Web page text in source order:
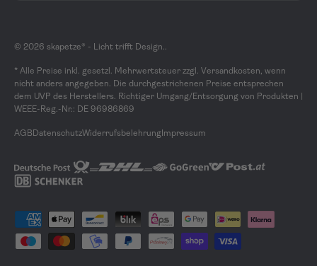
© 2026 skapetze® - Licht trifft Design..
* Alle Preise inkl. gesetzl. Mehrwertsteuer zzgl. Versandkosten, wenn
nicht anders angegeben. Die durchgestrichenen Preise entsprechen
dem UVP des Herstellers. Richtiger Umgang/Entsorgung von Produkten |
WEEE-Reg.-Nr.: DE 96986869
AGB DatenschutzWiderrufsbelehrung Impressum
Zahlungsmethoden